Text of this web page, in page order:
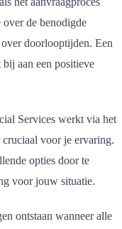
de benodigde
doorlooptijden. Een
aan een positieve
Services werkt via het
voor je ervaring.
opties door te
voor jouw situatie.
ontstaan wanneer alle